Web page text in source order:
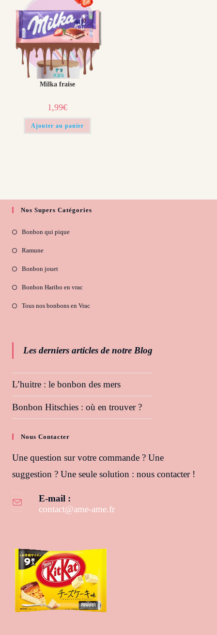
Milka fraise
1,99€
Ajouter au panier
Nos Supers Catégories
Bonbon qui pique
Ramune
Bonbon jouet
Bonbon Haribo en vrac
Tous nos bonbons en Vrac
Les derniers articles de notre Blog
L’huitre : le bonbon des mers
Bonbon Hitschies : où en trouver ?
Nous Contacter
Une question sur votre commande ? Une
suggestion ? Une seule solution : nous contacter !
E-mail :
contact@ame-ame.frS’ouvre dans votre application